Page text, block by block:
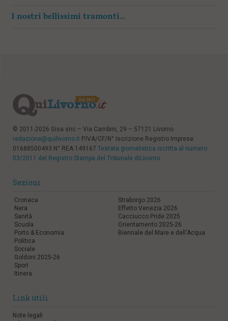
I nostri bellissimi tramonti…
© 2011-2026 Gisa snc – Via Cambini, 29 – 57121 Livorno
redazione@quilivorno.it P.IVA/CF/N° Iscrizione Registro Imprese:
01688500493 N° REA 149167 Testata giornalistica iscritta al numero
03/2011 del Registro Stampa del Tribunale diLivorno
Sezioni
Cronaca
Nera
Sanità
Scuola
Porto & Economia
Politica
Sociale
Goldoni 2025-26
Sport
Itinera
Straborgo 2026
Effetto Venezia 2026
Cacciucco Pride 2025
Orientamento 2025-26
Biennale del Mare e dell'Acqua
Link utili
Note legali